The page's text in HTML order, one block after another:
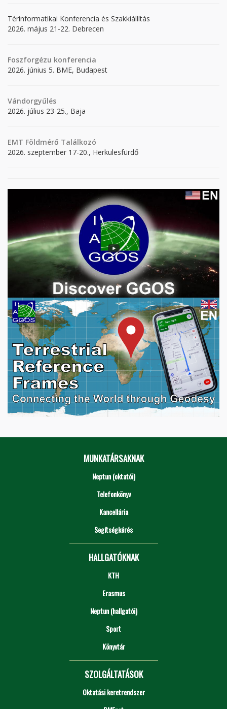
Térinformatikai Konferencia és Szakkiállítás
2026. május 21-22. Debrecen
Foszforgézu konferencia
2026. június 5. BME, Budapest
Vándorgyűlés
2026. július 23-25., Baja
EMT Földmérő Találkozó
2026. szeptember 17-20., Herkulesfürdő
MUNKATÁRSAKNAK
Neptun (oktatói)
Telefonkönyv
Kancellária
Segítségkérés
HALLGATÓKNAK
KTH
Erasmus
Neptun (hallgatói)
Sport
Könyvtár
SZOLGÁLTATÁSOK
Oktatási keretrendszer